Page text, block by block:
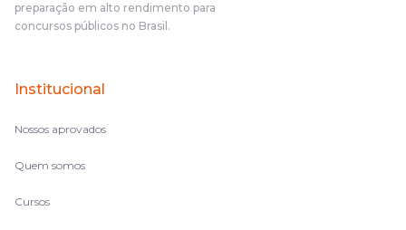
preparação em alto rendimento para
concursos públicos no Brasil.
Institucional
Nossos aprovados
Quem somos
Cursos